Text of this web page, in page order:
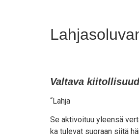
Valtava
“Lah­ja
Se akti­voi­tuu yleen­sä
ka tule­vat suo­raan sii­tä